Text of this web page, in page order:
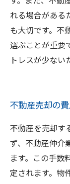
れる場合がある
も大切です。不
選ぶことが重要
トレスが少ない
不動産売却の
不動産を売却す
ず、不動産仲介
ます。この手数
定されます。物